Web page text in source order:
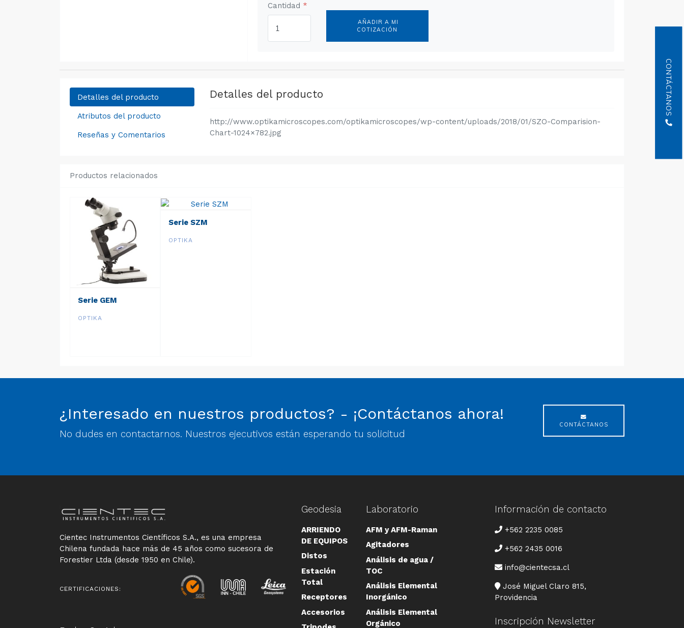
CONTÁCTANOS
Cantidad *
AÑADIR A MI
COTIZACIÓN
Detalles del producto
Atributos del producto
Reseñas y Comentarios
Detalles del producto
http://www.optikamicroscopes.com/optikamicroscopes/wp-content/uploads/2018/01/SZO-Comparision-
Chart-1024×782.jpg
Productos relacionados
Serie GEM
OPTIKA
Serie SZM
OPTIKA
¿Interesado en nuestros productos? - ¡Contáctanos ahora!
No dudes en contactarnos. Nuestros ejecutivos están esperando tu solicitud
CONTÁCTANOS
Cientec Instrumentos Científicos S.A., es una empresa
Chilena fundada hace más de 45 años como sucesora de
Forestier Ltda (desde 1950 en Chile).
CERTIFICACIONES:
Geodesia
ARRIENDO
DE EQUIPOS
Distos
Estación
Total
Receptores
Accesorios
Laboratorio
AFM y AFM-Raman
Agitadores
Análisis de agua /
TOC
Análisis Elemental
Inorgánico
Análisis Elemental
Orgánico
Información de contacto
TELÉFONO
+562 2235 0085
+562 2435 0016
CORREO
info@cientecsa.cl
DIRECCIÓN
José Miguel Claro 815,
Providencia
Inscripción Newsletter